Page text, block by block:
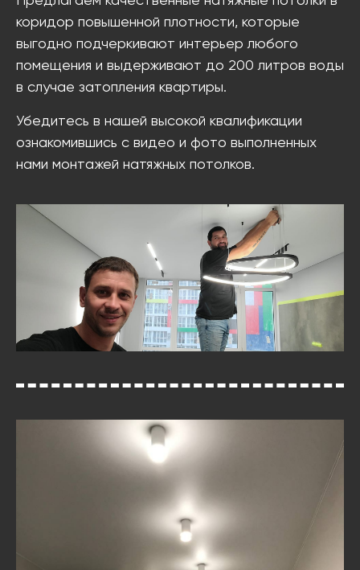
коридор повышенной плотности, которые
выгодно подчеркивают интерьер любого
помещения и выдерживают до 200 литров воды
в случае затопления квартиры.
Убедитесь в нашей высокой квалификации
ознакомившись с видео и фото выполненных
нами монтажей натяжных потолков.